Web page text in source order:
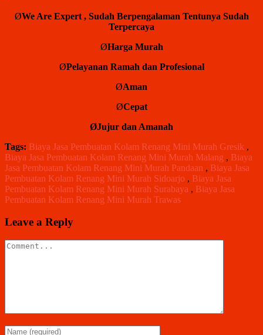
ØWe Are Expert , Sudah Berpengalaman Tentunya Sudah
Terpercaya
ØHarga Murah
ØPelayanan Ramah dan Profesional
ØAman
ØCepat
ØJujur dan Amanah
Tags: Biaya Jasa Pembuatan Kolam Renang Mini Murah Gresik ,
Biaya Jasa Pembuatan Kolam Renang Mini Murah Malang , Biaya
Jasa Pembuatan Kolam Renang Mini Murah Pandaan , Biaya Jasa
Pembuatan Kolam Renang Mini Murah Sidoarjo , Biaya Jasa
Pembuatan Kolam Renang Mini Murah Surabaya , Biaya Jasa
Pembuatan Kolam Renang Mini Murah Trawas
Leave a Reply